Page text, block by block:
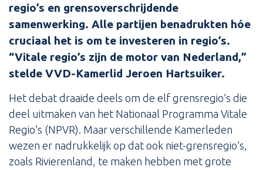
regio’s en grensoverschrijdende
samenwerking. Alle partijen benadrukten hóe
cruciaal het is om te investeren in regio’s.
“Vitale regio’s zijn de motor van Nederland,”
stelde VVD-Kamerlid Jeroen Hartsuiker.
Het debat draaide deels om de elf grensregio’s die
deel uitmaken van het Nationaal Programma Vitale
Regio’s (NPVR). Maar verschillende Kamerleden
wezen er nadrukkelijk op dat ook niet-grensregio’s,
zoals Rivierenland, te maken hebben met grote